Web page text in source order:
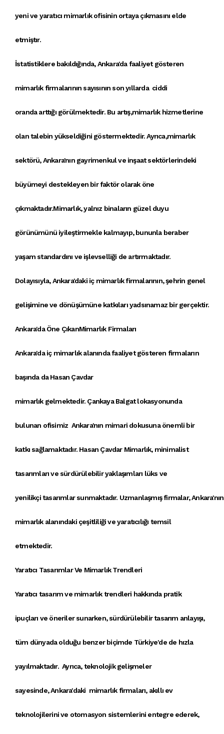
yeni ve yaratıcı mimarlık ofisinin ortaya çıkmasını elde
etmiştır.
İstatistiklere bakıldığında,Ankara'da faaliyet gösteren
mimarlık firmalarının sayısının son yıllarda ciddi
oranda arttığı görülmektedir. Bu artış,mimarlık hizmetlerine
olan talebin yükseldiğini göstermektedir. Ayrıca,mimarlık
sektörü,Ankara'nın gayrimenkul ve inşaat sektörlerindeki
büyümeyi destekleyen bir faktör olarak öne
çıkmaktadır.Mimarlık, yalnız binaların güzel duyu
görünümünü iyileştirmekle kalmayıp, bununla beraber
yaşam standardını ve işlevselliği de artırmaktadır.
Dolayısıyla,Ankara'daki iç mimarlık firmalarının, şehrin genel
gelişimine ve dönüşümüne katkıları yadsınamaz bir gerçektir.
Ankara'da Öne ÇıkanMimarlık Firmaları
Ankara'da iç mimarlık alanında faaliyet gösteren firmaların
başında daHasan Çavdar
mimarlıkgelmektedir. Çankaya Balgatlokasyonunda
bulunan ofisimiz Ankara'nın mimari dokusuna önemli bir
katkı sağlamaktadır. Hasan Çavdar Mimarlık, minimalist
tasarımları ve sürdürülebilir yaklaşımları lüks ve
yenilikçi tasarımlarsunmaktadır. Uzmanlaşmış firmalar,Ankara'nın
mimarlık alanındaki çeşitliliği ve yaratıcılığı temsil
etmektedir.
Yaratıcı Tasarımlar Ve Mimarlık Trendleri
Yaratıcı tasarımve mimarlık trendleri hakkında pratik
ipuçları ve öneriler sunarken,sürdürülebilir tasarım anlayışı,
tüm dünyada olduğu benzer biçimde Türkiye'de de hızla
yayılmaktadır. Ayrıca, teknolojik gelişmeler
sayesinde,Ankara'daki mimarlık firmaları, akıllı ev
teknolojilerini ve otomasyon sistemlerini entegre ederek,